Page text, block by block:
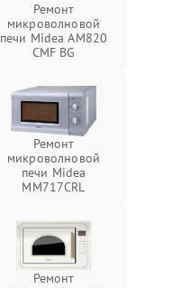
Ремонт
микроволновой
печи Midea AM820
CMF BG
Ремонт
микроволновой
печи Midea
MM717CRL
Ремонт